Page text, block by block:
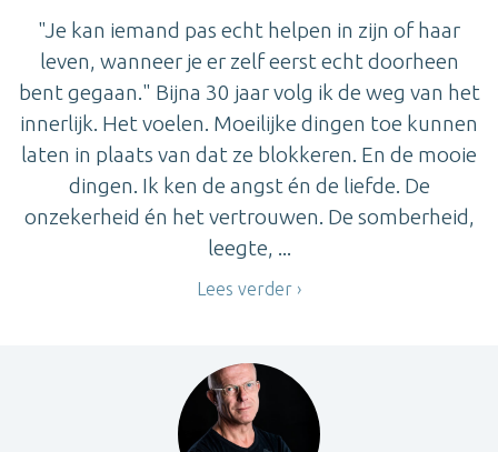
"Je kan iemand pas echt helpen in zijn of haar
leven, wanneer je er zelf eerst echt doorheen
bent gegaan." Bijna 30 jaar volg ik de weg van het
innerlijk. Het voelen. Moeilijke dingen toe kunnen
laten in plaats van dat ze blokkeren. En de mooie
dingen. Ik ken de angst én de liefde. De
onzekerheid én het vertrouwen. De somberheid,
leegte, ...
Lees verder